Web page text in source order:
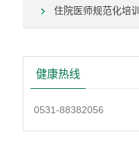
住院医师规范化培训
健康热线
0531-88382056